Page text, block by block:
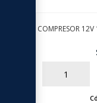
COMPRESOR
AÑADIR